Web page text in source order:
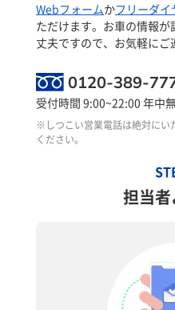
Webフォームかフリーダイ
ただけます。お車の情報
丈夫ですので、お気軽にご
0120-389-
受付時間 9:00~22:00 年中
※しつこい営業電話は絶対にい
ください。
担当